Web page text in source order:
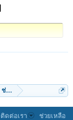
วยเหลือ ผู้ประสบภัยน้ำ
ติดต่อเรา ช่วยเหลือ